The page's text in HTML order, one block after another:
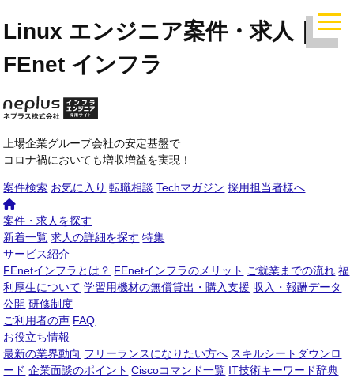
Linux エンジニア案件・求人｜
FEnet インフラ
上場企業グループ会社の安定基盤で
コロナ禍においても増収増益を実現！
案件検索 お気に入り 転職相談 Techマガジン 採用担当者様へ
案件・求人を探す
新着一覧 求人の詳細を探す 特集
サービス紹介
FEnetインフラとは？ FEnetインフラのメリット ご就業までの流れ 福
利厚生について 学習用機材の無償貸出・購入支援 収入・報酬データ
公開 研修制度
ご利用者の声 FAQ
お役立ち情報
最新の業界動向 フリーランスになりたい方へ スキルシートダウンロ
ード 企業面談のポイント Ciscoコマンド一覧 IT技術キーワード辞典